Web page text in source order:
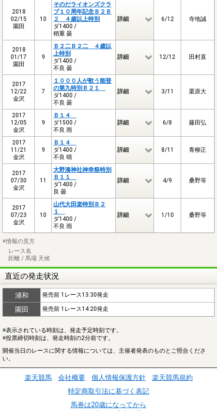
2018
02/15
園田
10
そのだライオンズクラ
ブ１０周年記念Ｂ２Ｂ
２ ４歳以上特別
ダ1400 /
稍重 曇
詳細 6/12 寺地誠
2018
01/17
園田
9
Ｂ２二Ｂ２二 ４歳以
上特別
ダ1400 /
不良 曇
詳細 12/12 田村直
2017
12/22
金沢
7
１０００人が歌う能登
の第九特別Ｂ２１
ダ1400 /
不良 曇
詳細 3/11 栗原大
2017
12/05
金沢
9
Ｂ１４
ダ1500 /
不良 雨
詳細 6/8 藤田弘
2017
11/21
金沢
9
Ｂ１４
ダ1400 /
不良 晴
詳細 8/11 青柳正
2017
07/30
金沢
11
大野湊神社神幸祭特別
Ｂ１１
ダ1400 /
良 曇
詳細 4/9 桑野等
2017
07/23
金沢
10
山代大田楽特別Ｂ２
１
ダ1400 /
不良 雨
詳細 1/10 桑野等
※情報の見方
レース名
距離 / 馬場 天候
直近の発走状況
浦和 発売前 1レース13:30発走
園田 発売前 1レース14:20発走
※表示されている時刻は、発走予定時刻です。
※投票締切時刻は、発走時刻の2分前です。
開催当日のレースに関する情報については、主催者発表のものとご照合くださ
い。
楽天競馬 会社概要 個人情報保護方針
楽天競馬規約
特定商取引法に基づく表記
馬券は20歳になってから